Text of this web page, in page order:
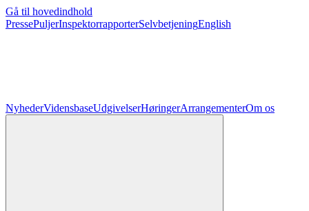
Gå til hovedindhold
PressePuljerInspektorrapporterSelvbetjeningEnglish
NyhederVidensbaseUdgivelserHøringerArrangementerOm os